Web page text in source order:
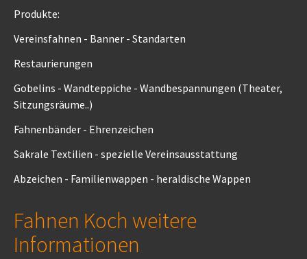
Produkte:
Vereinsfahnen - Banner - Standarten
Restaurierungen
Gobelins - Wandteppiche - Wandbespannungen (Theater,
Sitzungsräume..)
Fahnenbänder - Ehrenzeichen
Sakrale Textilien - spezielle Vereinsausstattung
Abzeichen - Familienwappen - heraldische Wappen
Fahnen Koch weitere
Informationen